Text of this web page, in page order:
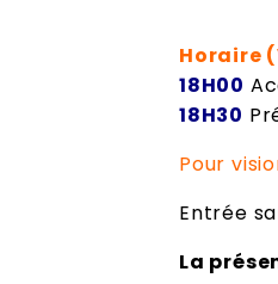
Horaire
18H00
18H30
Pour
Entrée
La